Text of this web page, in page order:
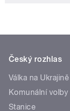
Český rozhlas
Válka na Ukrajině
Komunální volby
Stanice